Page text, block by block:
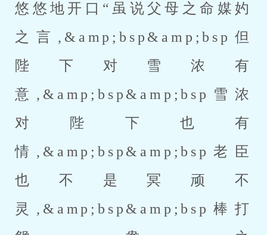
悠悠地开口“虽说父母之命媒妁
之言,&amp;bsp&amp;bsp但
陛下对雪浓有
意,&amp;bsp&amp;bsp雪浓
对陛下也有
情,&amp;bsp&amp;bsp老臣
也不是冥顽不
灵,&amp;bsp&amp;bsp棒打